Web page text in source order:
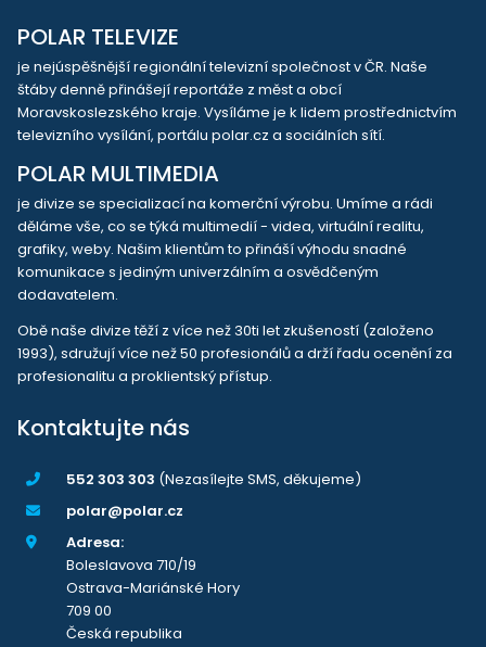
POLAR TELEVIZE
je nejúspěšnější regionální televizní společnost v ČR. Naše
štáby denně přinášejí reportáže z měst a obcí
Moravskoslezského kraje. Vysíláme je k lidem prostřednictvím
televizního vysílání, portálu polar.cz a sociálních sítí.
POLAR MULTIMEDIA
je divize se specializací na komerční výrobu. Umíme a rádi
děláme vše, co se týká multimedií - videa, virtuální realitu,
grafiky, weby. Našim klientům to přináší výhodu snadné
komunikace s jediným univerzálním a osvědčeným
dodavatelem.
Obě naše divize těží z více než 30ti let zkušeností (založeno
1993), sdružují více než 50 profesionálů a drží řadu ocenění za
profesionalitu a proklientský přístup.
Kontaktujte nás
552 303 303 (Nezasílejte SMS, děkujeme)
polar@polar.cz
Adresa:
Boleslavova 710/19
Ostrava-Mariánské Hory
709 00
Česká republika